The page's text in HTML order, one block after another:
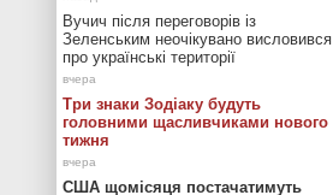
Вучич після переговорів із
Зеленським неочікувано висловився
про українські території
Три знаки Зодіаку будуть
головними щасливчиками нового
тижня
США щомісяця постачатимуть